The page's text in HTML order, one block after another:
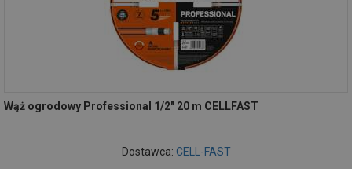
Wąż ogrodowy Professional 1/2" 20 m CELLFAST
Dostawca: CELL-FAST